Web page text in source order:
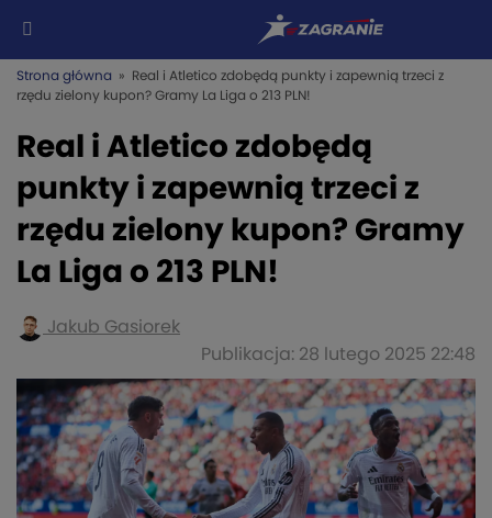
Strona główna » Real i Atletico zdobędą punkty i zapewnią trzeci z
rzędu zielony kupon? Gramy La Liga o 213 PLN!
Real i Atletico zdobędą
punkty i zapewnią trzeci z
rzędu zielony kupon? Gramy
La Liga o 213 PLN!
Jakub Gasiorek
Publikacja: 28 lutego 2025 22:48